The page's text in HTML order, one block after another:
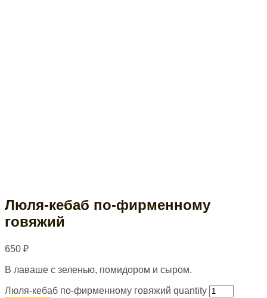
Люля-кебаб по-фирменному
говяжий
650 ₽
В лаваше с зеленью, помидором и сыром.
Люля-кебаб по-фирменному говяжий quantity